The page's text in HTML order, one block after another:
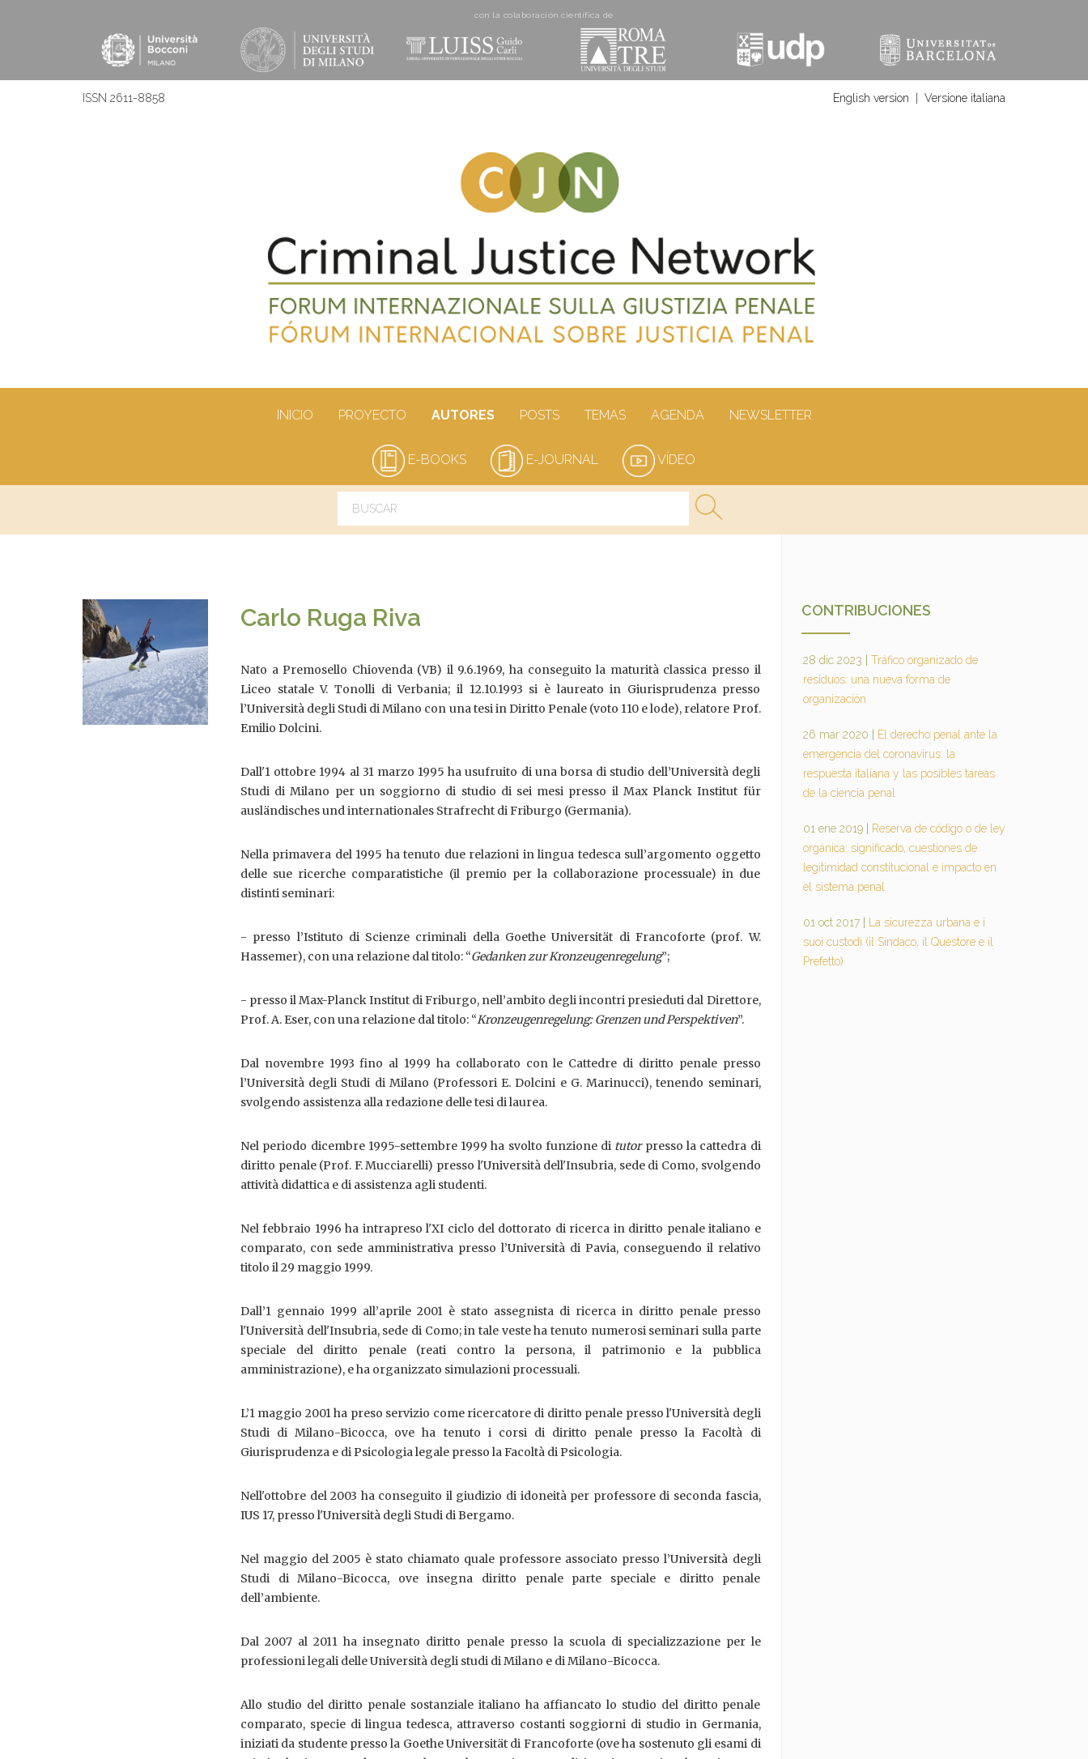
con la colaboración cientí­fica de
ISSN 2611-8858 English version Versione italiana
INICIO PROYECTO AUTORES POSTS TEMAS AGENDA NEWSLETTER
E-BOOKS E-JOURNAL VÍDEO
Carlo Ruga Riva
Nato a Premosello Chiovenda (VB) il 9.6.1969, ha conseguito la maturità classica presso il
Liceo statale V. Tonolli di Verbania; il 12.10.1993 si è laureato in Giurisprudenza presso
l’Università degli Studi di Milano con una tesi in Diritto Penale (voto 110 e lode), relatore Prof.
Emilio Dolcini.
Dall'1 ottobre 1994 al 31 marzo 1995 ha usufruito di una borsa di studio dell’Università degli
Studi di Milano per un soggiorno di studio di sei mesi presso il Max Planck Institut für
ausländisches und internationales Strafrecht di Friburgo (Germania).
Nella primavera del 1995 ha tenuto due relazioni in lingua tedesca sull’argomento oggetto
delle sue ricerche comparatistiche (il premio per la collaborazione processuale) in due
distinti seminari:
- presso l’Istituto di Scienze criminali della Goethe Universität di Francoforte (prof. W.
Hassemer), con una relazione dal titolo: “Gedanken zur Kronzeugenregelung”;
- presso il Max-Planck Institut di Friburgo, nell’ambito degli incontri presieduti dal Direttore,
Prof. A. Eser, con una relazione dal titolo: “Kronzeugenregelung: Grenzen und Perspektiven”.
Dal novembre 1993 fino al 1999 ha collaborato con le Cattedre di diritto penale presso
l’Università degli Studi di Milano (Professori E. Dolcini e G. Marinucci), tenendo seminari,
svolgendo assistenza alla redazione delle tesi di laurea.
Nel periodo dicembre 1995-settembre 1999 ha svolto funzione di tutor presso la cattedra di
diritto penale (Prof. F. Mucciarelli) presso l'Università dell'Insubria, sede di Como, svolgendo
attività didattica e di assistenza agli studenti.
Nel febbraio 1996 ha intrapreso l'XI ciclo del dottorato di ricerca in diritto penale italiano e
comparato, con sede amministrativa presso l’Università di Pavia, conseguendo il relativo
titolo il 29 maggio 1999.
Dall’1 gennaio 1999 all’aprile 2001 è stato assegnista di ricerca in diritto penale presso
l'Università dell'Insubria, sede di Como; in tale veste ha tenuto numerosi seminari sulla parte
speciale del diritto penale (reati contro la persona, il patrimonio e la pubblica
amministrazione), e ha organizzato simulazioni processuali.
L’1 maggio 2001 ha preso servizio come ricercatore di diritto penale presso l'Università degli
Studi di Milano-Bicocca, ove ha tenuto i corsi di diritto penale presso la Facoltà di
Giurisprudenza e di Psicologia legale presso la Facoltà di Psicologia.
Nell'ottobre del 2003 ha conseguito il giudizio di idoneità per professore di seconda fascia,
IUS 17, presso l'Università degli Studi di Bergamo.
Nel maggio del 2005 è stato chiamato quale professore associato presso l’Università degli
Studi di Milano-Bicocca, ove insegna diritto penale parte speciale e diritto penale
dell’ambiente.
Dal 2007 al 2011 ha insegnato diritto penale presso la scuola di specializzazione per le
professioni legali delle Università degli studi di Milano e di Milano-Bicocca.
Allo studio del diritto penale sostanziale italiano ha affiancato lo studio del diritto penale
comparato, specie di lingua tedesca, attraverso costanti soggiorni di studio in Germania,
iniziati da studente presso la Goethe Universität di Francoforte (ove ha sostenuto gli esami di
CONTRIBUCIONES
28 dic 2023
Tráfico organizado de
residuos: una nueva forma de
organización
26 mar 2020
El derecho penal ante la
emergencia del coronavirus: la
respuesta italiana y las posibles tareas
de la ciencia penal
01 ene 2019
Reserva de código o de ley
orgánica: significado, cuestiones de
legitimidad constitucional e impacto en
el sistema penal
01 oct 2017
La sicurezza urbana e i
suoi custodi (il Sindaco, il Questore e il
Prefetto)